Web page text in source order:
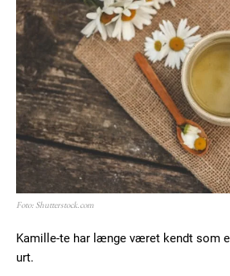
Foto: Shutterstock.com
Kamille-te har længe været kendt som
urt.